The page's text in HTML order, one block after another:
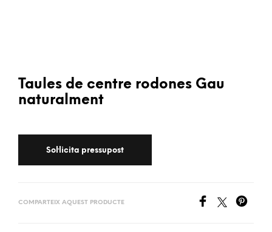
Taules de centre rodones Gau
naturalment
COMPARTEIX AQUEST PRODUCTE